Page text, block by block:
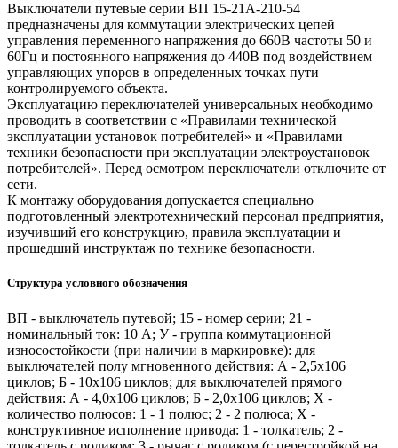
Выключатели путевые серии ВП 15-21А-210-54
предназначены для коммутации электрических цепей
управления переменного напряжения до 660В частоты 50 и
60Гц и постоянного напряжения до 440В под воздействием
управляющих упоров в определенных точках пути
контролируемого объекта.
Эксплуатацию переключателей универсальных необходимо
проводить в соответствии с «Правилами технической
эксплуатации установок потребителей» и «Правилами
техники безопасности при эксплуатации электроустановок
потребителей». Перед осмотром переключатели отключите от
сети.
К монтажу оборудования допускается специально
подготовленный электротехнический персонал предприятия,
изучивший его конструкцию, правила эксплуатации и
прошедший инструктаж по технике безопасности.
Структура условного обозначения
ВП - выключатель путевой; 15 - номер серии; 21 -
номинальный ток: 10 А; У - группа коммутационной
износостойкости (при наличии в маркировке): для
выключателей полу мгновенного действия: А - 2,5x106
циклов; Б - 10x106 циклов; для выключателей прямого
действия: А - 4,0x106 циклов; Б - 2,0x106 циклов; X -
количество полюсов: 1 - 1 полюс; 2 - 2 полюса; X -
конструктивное исполнение привода: 1 - толкатель; 2 -